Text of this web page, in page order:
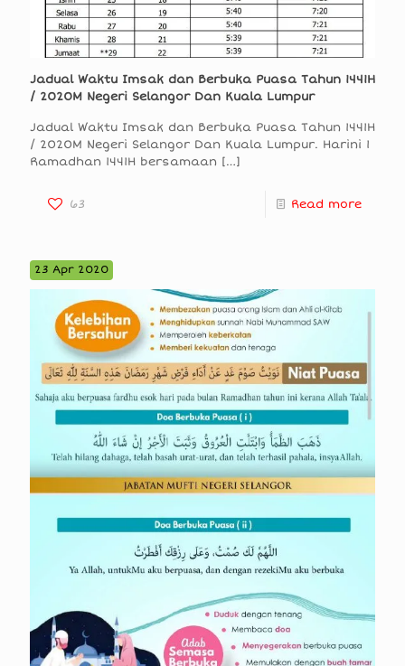
Jadual Waktu Imsak dan Berbuka Puasa Tahun 1441H
/ 2020M Negeri Selangor Dan Kuala Lumpur
Jadual Waktu Imsak dan Berbuka Puasa Tahun 1441H
/ 2020M Negeri Selangor Dan Kuala Lumpur. Harini 1
Ramadhan 1441H bersamaan […]
63 Read more
23 Apr 2020